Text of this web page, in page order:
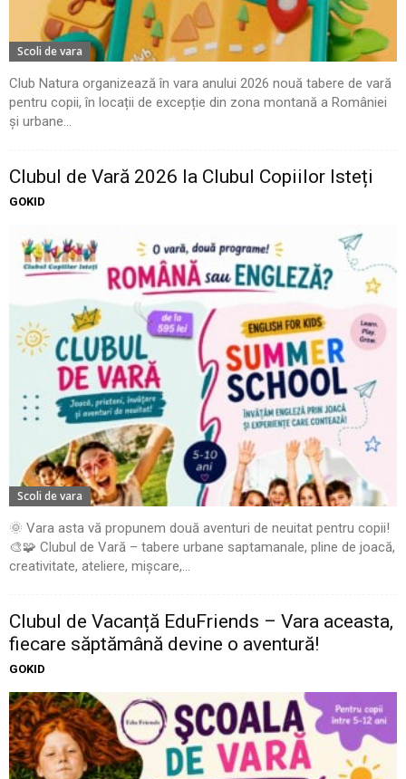
Scoli de vara
Club Natura organizează în vara anului 2026 nouă tabere de vară
pentru copii, în locații de excepție din zona montană a României
și urbane...
Clubul de Vară 2026 la Clubul Copiilor Isteți
GOKID
Scoli de vara
🌞 Vara asta vă propunem două aventuri de neuitat pentru copii!
🎨🧩 Clubul de Vară – tabere urbane saptamanale, pline de joacă,
creativitate, ateliere, mișcare,...
Clubul de Vacanță EduFriends – Vara aceasta,
fiecare săptămână devine o aventură!
GOKID